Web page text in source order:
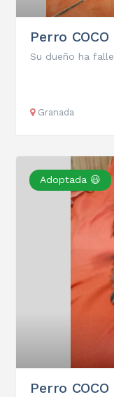
Perro COCO
Su dueño ha
Granada
Adoptada 😃
Perro COCO